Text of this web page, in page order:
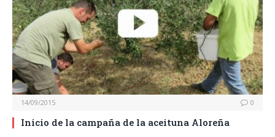
14/09/2015 0
Inicio de la campaña de la aceituna Aloreña